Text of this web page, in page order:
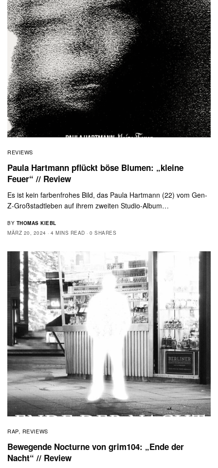
REVIEWS
Paula Hartmann pflückt böse Blumen: „kleine
Feuer“ // Review
Es ist kein farbenfrohes Bild, das Paula Hartmann (22) vom Gen-
Z-Großstadtleben auf ihrem zweiten Studio-Album…
BY THOMAS KIEBL
MÄRZ 20, 2024
4 MINS READ 0 SHARES
RAP, REVIEWS
Bewegende Nocturne von grim104: „Ende der
Nacht“ // Review